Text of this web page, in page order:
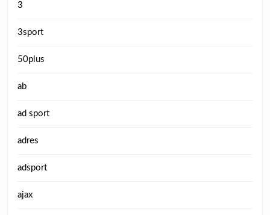
3
3sport
50plus
ab
ad sport
adres
adsport
ajax